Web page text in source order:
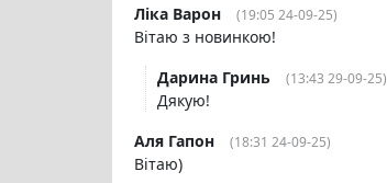
Ліка Варон
(19:05 24-09-25)
Вітаю з новинкою!
Дарина Гринь
(13:43 29-09-25)
Дякую!
Аля Гапон
(18:31 24-09-25)
Вітаю)